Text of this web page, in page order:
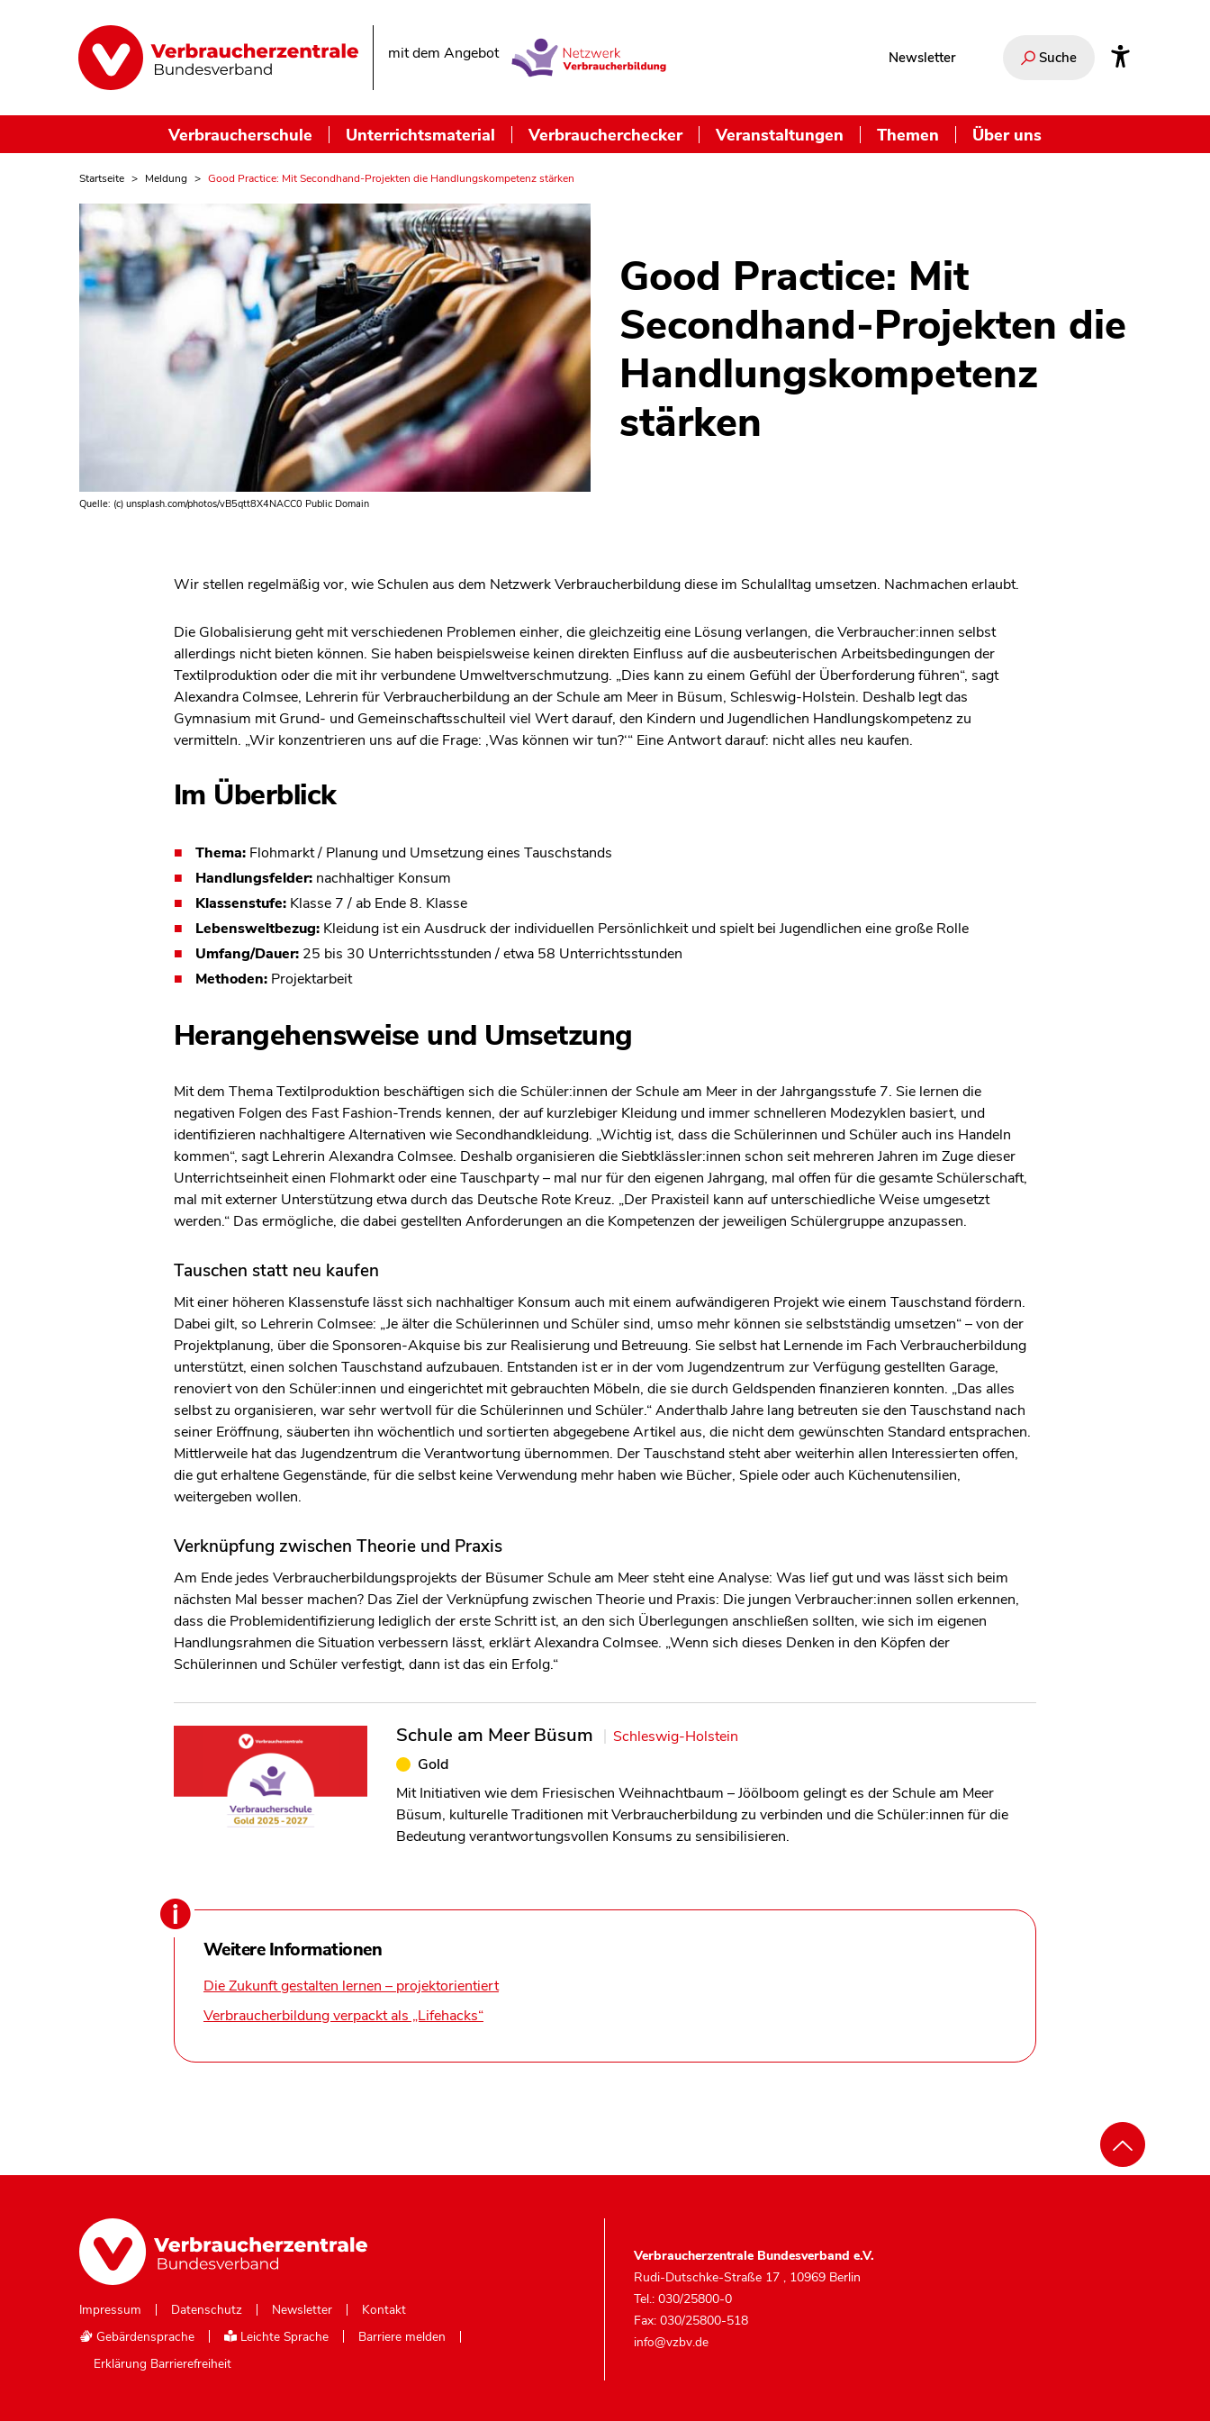
mit dem Angebot Newsletter Suche
Verbraucherschule Unterrichtsmaterial Verbraucherchecker Veranstaltungen Themen Über uns
Startseite Meldung Good Practice: Mit Secondhand-Projekten die Handlungskompetenz stärken
Quelle: (c) unsplash.com/photos/vB5qtt8X4NACC0 Public Domain
Good Practice: Mit
Secondhand-Projekten die
Handlungskompetenz
stärken
Wir stellen regelmäßig vor, wie Schulen aus dem Netzwerk Verbraucherbildung diese im Schulalltag umsetzen. Nachmachen erlaubt.
Die Globalisierung geht mit verschiedenen Problemen einher, die gleichzeitig eine Lösung verlangen, die Verbraucher:innen selbst
allerdings nicht bieten können. Sie haben beispielsweise keinen direkten Einfluss auf die ausbeuterischen Arbeitsbedingungen der
Textilproduktion oder die mit ihr verbundene Umweltverschmutzung. „Dies kann zu einem Gefühl der Überforderung führen“, sagt
Alexandra Colmsee, Lehrerin für Verbraucherbildung an der Schule am Meer in Büsum, Schleswig-Holstein. Deshalb legt das
Gymnasium mit Grund- und Gemeinschaftsschulteil viel Wert darauf, den Kindern und Jugendlichen Handlungskompetenz zu
vermitteln. „Wir konzentrieren uns auf die Frage: ‚Was können wir tun?‘“ Eine Antwort darauf: nicht alles neu kaufen.
Im Überblick
Thema:Flohmarkt / Planung und Umsetzung eines Tauschstands
Handlungsfelder: nachhaltiger Konsum
Klassenstufe: Klasse 7 / ab Ende 8. Klasse
Lebensweltbezug: Kleidung ist ein Ausdruck der individuellen Persönlichkeit und spielt bei Jugendlichen eine große Rolle
Umfang/Dauer: 25 bis 30 Unterrichtsstunden / etwa 58 Unterrichtsstunden
Methoden: Projektarbeit
Herangehensweise und Umsetzung
Mit dem Thema Textilproduktion beschäftigen sich die Schüler:innen der Schule am Meer in der Jahrgangsstufe 7. Sie lernen die
negativen Folgen des Fast Fashion-Trends kennen, der auf kurzlebiger Kleidung und immer schnelleren Modezyklen basiert, und
identifizieren nachhaltigere Alternativen wie Secondhandkleidung. „Wichtig ist, dass die Schülerinnen und Schüler auch ins Handeln
kommen“, sagt Lehrerin Alexandra Colmsee. Deshalb organisieren die Siebtklässler:innen schon seit mehreren Jahren im Zuge dieser
Unterrichtseinheit einen Flohmarkt oder eine Tauschparty – mal nur für den eigenen Jahrgang, mal offen für die gesamte Schülerschaft,
mal mit externer Unterstützung etwa durch das Deutsche Rote Kreuz. „Der Praxisteil kann auf unterschiedliche Weise umgesetzt
werden.“ Das ermögliche, die dabei gestellten Anforderungen an die Kompetenzen der jeweiligen Schülergruppe anzupassen.
Tauschen statt neu kaufen
Mit einer höheren Klassenstufe lässt sich nachhaltiger Konsum auch mit einem aufwändigeren Projekt wie einem Tauschstand fördern.
Dabei gilt, so Lehrerin Colmsee: „Je älter die Schülerinnen und Schüler sind, umso mehr können sie selbstständig umsetzen“ – von der
Projektplanung, über die Sponsoren-Akquise bis zur Realisierung und Betreuung. Sie selbst hat Lernende im Fach Verbraucherbildung
unterstützt, einen solchen Tauschstand aufzubauen. Entstanden ist er in der vom Jugendzentrum zur Verfügung gestellten Garage,
renoviert von den Schüler:innen und eingerichtet mit gebrauchten Möbeln, die sie durch Geldspenden finanzieren konnten. „Das alles
selbst zu organisieren, war sehr wertvoll für die Schülerinnen und Schüler.“ Anderthalb Jahre lang betreuten sie den Tauschstand nach
seiner Eröffnung, säuberten ihn wöchentlich und sortierten abgegebene Artikel aus, die nicht dem gewünschten Standard entsprachen.
Mittlerweile hat das Jugendzentrum die Verantwortung übernommen. Der Tauschstand steht aber weiterhin allen Interessierten offen,
die gut erhaltene Gegenstände, für die selbst keine Verwendung mehr haben wie Bücher, Spiele oder auch Küchenutensilien,
weitergeben wollen.
Verknüpfung zwischen Theorie und Praxis
Am Ende jedes Verbraucherbildungsprojekts der Büsumer Schule am Meer steht eine Analyse: Was lief gut und was lässt sich beim
nächsten Mal besser machen? Das Ziel der Verknüpfung zwischen Theorie und Praxis: Die jungen Verbraucher:innen sollen erkennen,
dass die Problemidentifizierung lediglich der erste Schritt ist, an den sich Überlegungen anschließen sollten, wie sich im eigenen
Handlungsrahmen die Situation verbessern lässt, erklärt Alexandra Colmsee. „Wenn sich dieses Denken in den Köpfen der
Schülerinnen und Schüler verfestigt, dann ist das ein Erfolg.“
Schule am Meer Büsum
Schleswig-Holstein
Gold
Mit Initiativen wie dem Friesischen Weihnachtbaum – Jöölboom gelingt es der Schule am Meer
Büsum, kulturelle Traditionen mit Verbraucherbildung zu verbinden und die Schüler:innen für die
Bedeutung verantwortungsvollen Konsums zu sensibilisieren.
Weitere Informationen
Die Zukunft gestalten lernen – projektorientiert
Verbraucherbildung verpackt als „Lifehacks“
Impressum Datenschutz Newsletter
Kontakt
Gebärdensprache
Leichte Sprache
Barriere melden
Erklärung Barrierefreiheit
Verbraucherzentrale Bundesverband e.V.
Rudi-Dutschke-Straße 17 , 10969 Berlin
Tel.: 030/25800-0
Fax: 030/25800-518
info@vzbv.de